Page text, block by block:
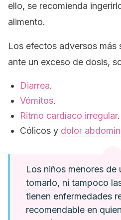
ello, se recomienda
alimento.
Los efectos adversos más
ante un exceso de dosis,
Diarrea.
Vómitos.
Ritmo cardíaco irregular.
Cólicos y dolor
Los niños menores de
tomarlo, ni tampoco
tienen enfermedades
recomendable en